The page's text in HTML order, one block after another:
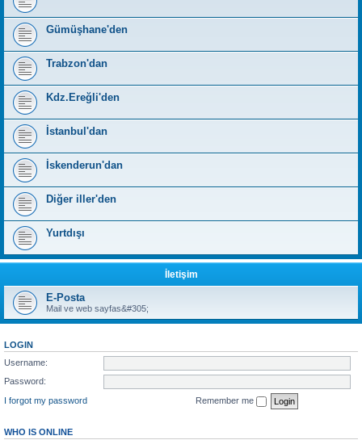
Gümüşhane'den
Trabzon'dan
Kdz.Ereğli'den
İstanbul'dan
İskenderun'dan
Diğer iller'den
Yurtdışı
İletişim
E-Posta
Mail ve web sayfas&#305;
LOGIN
Username:
Password:
I forgot my password
Remember me
WHO IS ONLINE